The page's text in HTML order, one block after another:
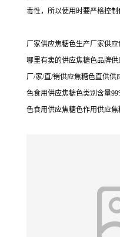
毒性，所以使用时要严格控制
厂家供应焦糖色生产厂家供
哪里有卖的供应焦糖色品牌
厂/家/直/销供应焦糖色直供
色食用供应焦糖色类别含量
色食用供应焦糖色作用供应